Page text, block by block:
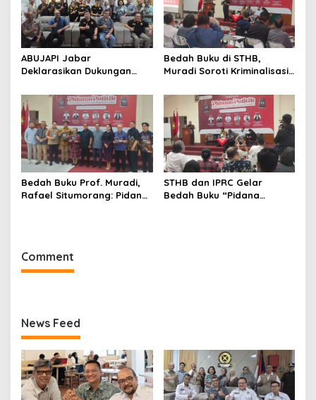
ABUJAPI Jabar
Deklarasikan Dukungan
Muskot Kadin Kota
Bandung
Bedah Buku di STHB,
Muradi Soroti Kriminalisasi
Penegakan Hukum
Bedah Buku Prof. Muradi,
Rafael Situmorang: Pidana
STHB dan IPRC Gelar
Bedah Buku “Pidana
Comment
News Feed